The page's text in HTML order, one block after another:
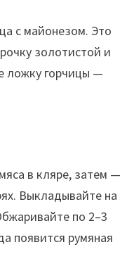
с майонезом. Это
золотистой и
ложку горчицы —
в кляре, затем —
Выкладывайте на
по 2–3
появится румяная